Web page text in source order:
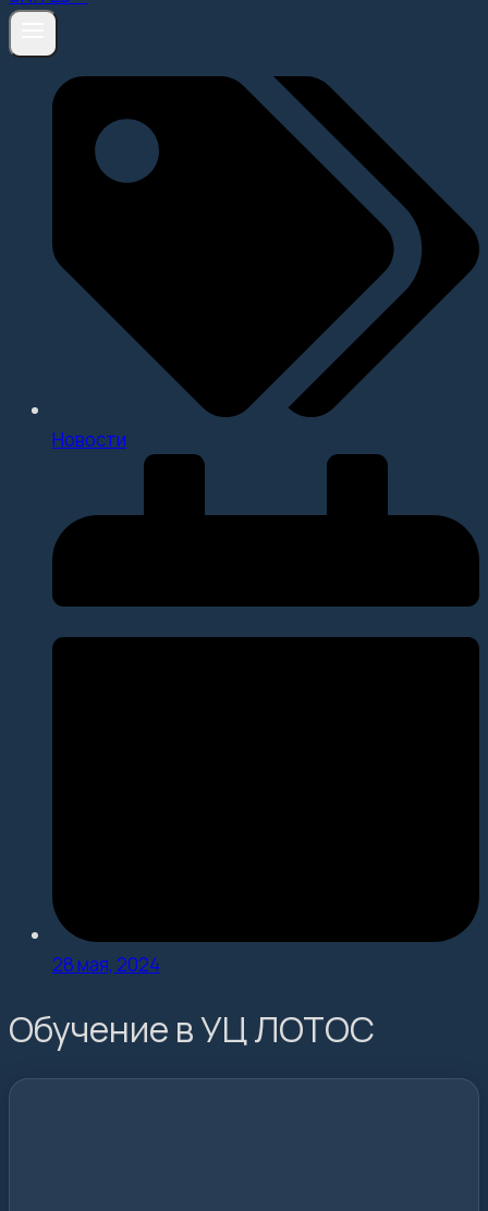
Новости
28 мая, 2024
Обучение в УЦ ЛОТОС